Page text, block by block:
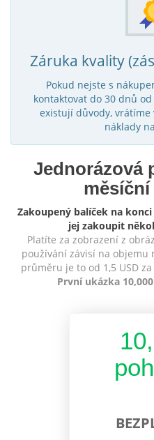
Záruka kvality
Pokud nejste s
kontaktovat do 30 dnů
existují důvody,
náklady
Jednorázová
Zakoupený balíček na
jej zakoupit
Platíte za zobrazení z
používání závisí na objemu
průměru je to od 1,5 USD
První ukázka